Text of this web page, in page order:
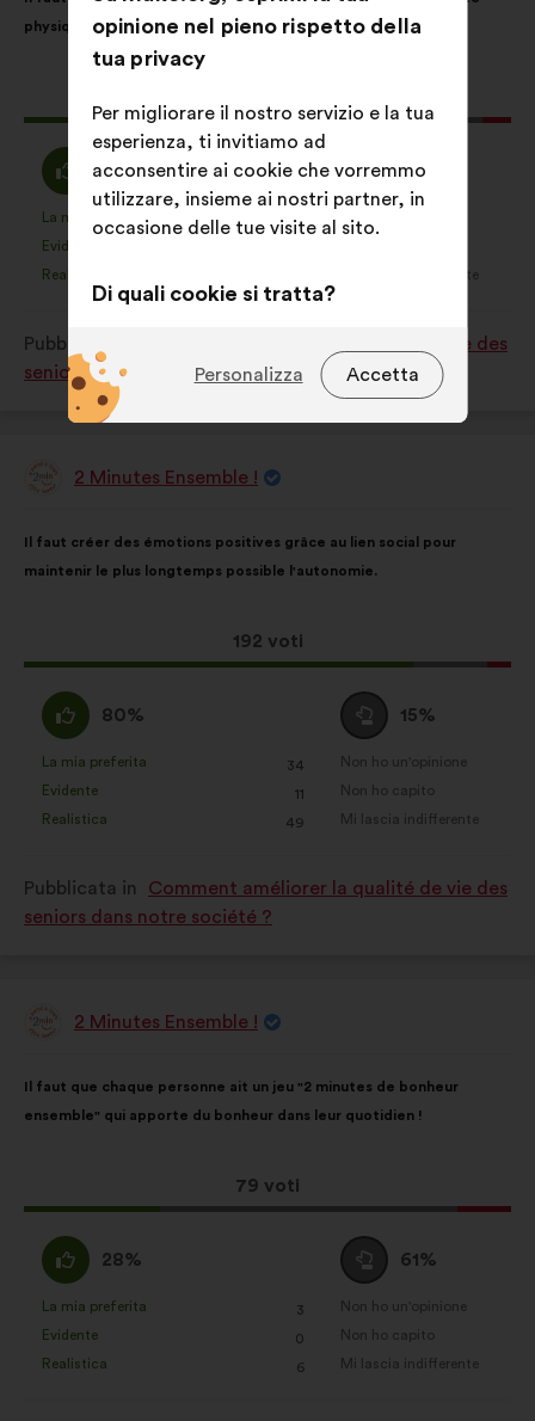
della
mia
proposta:
physique et psychologique.
proposta
ha
raccolto:
ripartiti:
Sono
d'accordo
:
75%
Questa
qualificata
come:
La mia preferita
: 26
volte
Evidente
:volte
Realistica
:volte
neutrale
19%
Questa
qualificata
come:
Non ho un'opinione
:volte
Mi lascia indifferente
Pubblicata in
Comment améliorer la qualité de vie des
seniors dans notre société ?
Proposta2 Minutes Ensemble !
della
mia
Il faut créer des émotions positives grâce au lien social pour
maintenir le plus longtemps possible l'autonomie.
Questa
proposta
192 voti
ripartiti:
Sono
d'accordo
:
80%
qualificata
come:
La mia preferita
: 34
volte
Evidente
: 11
volte
Realistica
: 49
volte
Voto
neutrale
:
15%
qualificata
Non ho un'opinione
:volte
Non ho capito
:volte
Mi lascia indifferente
:volte
Pubblicata in
Comment améliorer la qualité de vie des
seniors dans notre société ?
Proposta2 Minutes Ensemble !
della
mia
Il faut que chaque personne ait un jeu "2 minutes de bonheur
ensemble" qui apporte du bonheur dans leur quotidien !
Questa
proposta
79 voti
ripartiti:
Sono
d'accordo
:
28%
La mia preferita
: 3
volte
Evidente
: 0
volte
Realistica
: 6
volte
Voto
neutrale
:
61%
Non ho un'opinione
:volte
Non ho capito
:volte
Mi lascia indifferente
:volte
opinione nel pieno rispetto della
tua privacy
Per migliorare il nostro servizio e la tua
esperienza, ti invitiamo ad
acconsentire ai cookie che vorremmo
utilizzare, insieme ai nostri partner, in
occasione delle tue visite al sito.
Di quali cookie si tratta?
funzionamento del sito
navigazione sul sito
l'analisi delle nostre consultazioni
cittadine in modo aggregato
aiutano a ottimizzare la nostra
presenza sui social network
Accetta
Personalizza